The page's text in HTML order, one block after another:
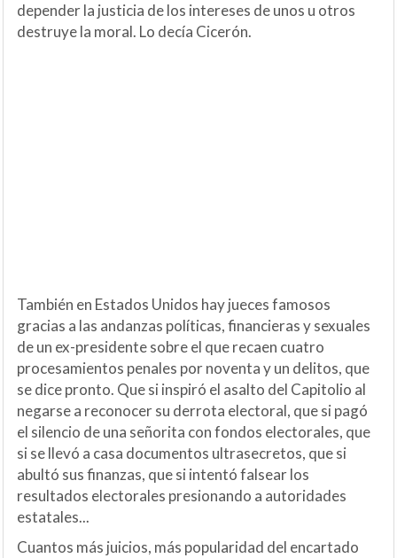
depender la justicia de los intereses de unos u otros
destruye la moral. Lo decía Cicerón.
También en Estados Unidos hay jueces famosos
gracias a las andanzas políticas, financieras y sexuales
de un ex-presidente sobre el que recaen cuatro
procesamientos penales por noventa y un delitos, que
se dice pronto. Que si inspiró el asalto del Capitolio al
negarse a reconocer su derrota electoral, que si pagó
el silencio de una señorita con fondos electorales, que
si se llevó a casa documentos ultrasecretos, que si
abultó sus finanzas, que si intentó falsear los
resultados electorales presionando a autoridades
estatales...
Cuantos más juicios, más popularidad del encartado